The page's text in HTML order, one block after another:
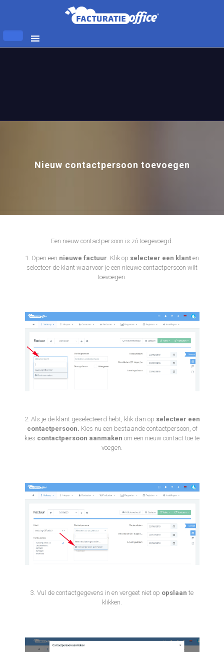
Nieuw contactpersoon toevoegen
Een nieuw contactpersoon is zó toegevoegd.
1. Open een nieuwe factuur. Klik op selecteer een klant en
selecteer de klant waarvoor je een nieuwe contactpersoon wilt
toevoegen.
2. Als je de klant geselecteerd hebt, klik dan op selecteer een
contactpersoon. Kies nu een bestaande contactpersoon, of
kies contactpersoon aanmaken om een nieuw contact toe te
voegen.
3. Vul de contactgegevens in en vergeet niet op opslaan te
klikken.